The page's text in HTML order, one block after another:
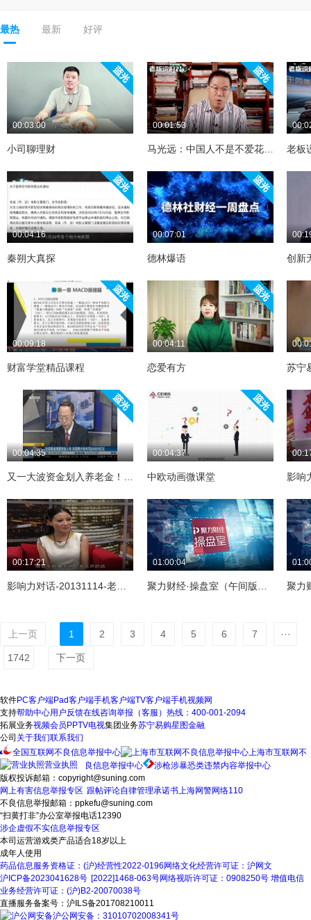
最热 最新 好评
00:03:00
小司聊理财
00:01:53
马光远：中国人不是不爱花钱，是大家怕花了以后，生老病死没人管 老板
00:04:16
秦朔大真探
00:07:01
德林爆语 创新
00:09:18
财富学堂精品课程
00:04:11
恋爱有方 苏宁
00:04:35 00:04:37
中欧动画微课堂
00:17:21 01:00:04
上一页 1 2 3 4 5 6 7 ···
1742 下一页
软件PC客户端Pad客户端手机客户端TV客户端手机视频网
支持帮助中心用户反馈在线咨询举报（客服）热线：400-001-2094
拓展业务视频会员 PPTV电视集团业务苏宁易购星图金融
公司 关于我们联系我们
全国互联网不良信息举报中心
上海市互联网不
良信息举报中心
涉枪涉暴恐类违禁内容举报中心
营业执照
版权投诉邮箱：copyright@suning.com
跟帖评论自律管理承诺书
网上有害信息举报专区
上海网警网络110
不良信息举报邮箱：ppkefu@suning.com
“扫黄打非”办公室举报电话12390
涉企虚假不实信息举报专区
本司运营游戏类产品适合18岁以上
成年人使用
药品信息服务资格证：(沪)经营性2022-0196 网络文化经营许可证：沪网文
[2022]1468-063号
沪ICP备2023041628号 网络视听许可证：0908250号 增值电信
业务经营许可证：(沪)B2-20070038号
直播服务备案号：沪ILS备201708210011
沪公网安备：31010702008341号